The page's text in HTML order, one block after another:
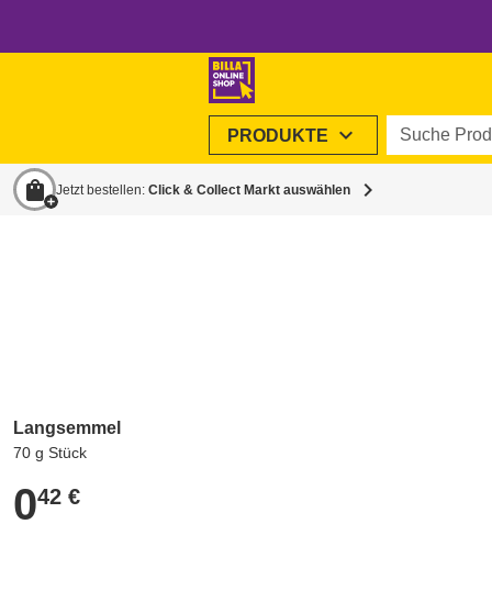
PRODUKTE expand_more Suche
shopping_bag Jetzt bestellen: Click & Collect Markt auswählen chevron_right
Langsemmel
70 g Stück
0,42 €
042 €